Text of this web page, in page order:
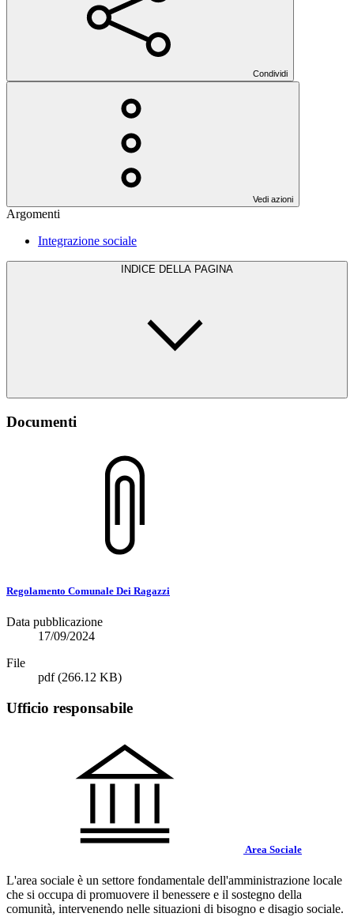
Condividi
Vedi azioni
Argomenti
Integrazione sociale
INDICE DELLA PAGINA
Documenti
Regolamento Comunale Dei Ragazzi
Data pubblicazione
17/09/2024
File
pdf(266.12 KB)
Ufficio responsabile
Area Sociale
L'area sociale è un settore fondamentale dell'amministrazione locale
che si occupa di promuovere il benessere e il sostegno della
comunità, intervenendo nelle situazioni di bisogno e disagio sociale.